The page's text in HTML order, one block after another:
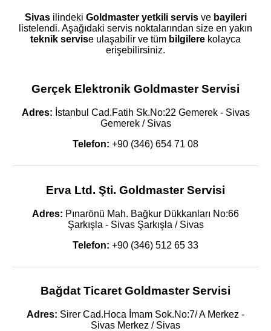
Sivasilindeki Goldmaster yetkili servisve bayileri
listelendi. Aşağıdaki servis noktalarından size en yakın
teknik servise ulaşabilir ve tüm bilgilere kolayca
erişebilirsiniz.
Gerçek Elektronik Goldmaster Servisi
Adres: İstanbul Cad.Fatih Sk.No:22 Gemerek - Sivas
Gemerek / Sivas
Telefon: +90 (346) 654 71 08
Erva Ltd. Şti. Goldmaster Servisi
Adres: Pınarönü Mah. Bağkur Dükkanları No:66
Şarkışla - Sivas Şarkışla / Sivas
Telefon: +90 (346) 512 65 33
Bağdat Ticaret Goldmaster Servisi
Adres: Sirer Cad.Hoca İmam Sok.No:7/ A Merkez -
Sivas Merkez / Sivas